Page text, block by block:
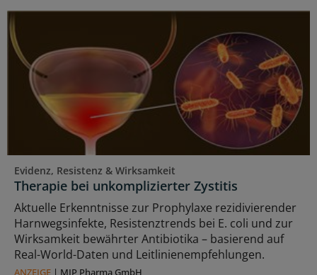
Evidenz, Resistenz & Wirksamkeit
Therapie bei unkomplizierter Zystitis
Aktuelle Erkenntnisse zur Prophylaxe rezidivierender
Harnwegsinfekte, Resistenztrends bei E. coli und zur
Wirksamkeit bewährter Antibiotika – basierend auf
Real-World-Daten und Leitlinienempfehlungen.
ANZEIGE | MIP Pharma GmbH